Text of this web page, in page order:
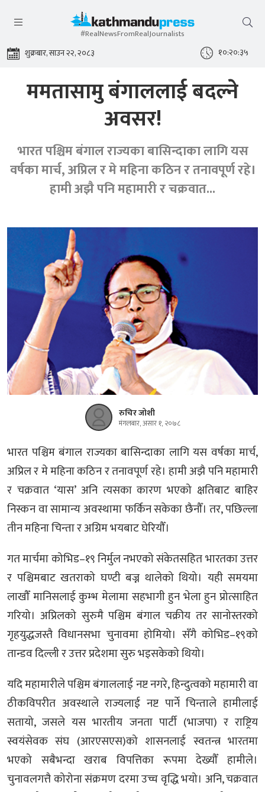
#RealNewsFromRealJournalists
शुक्रबार, साउन २२, २०८३ १०:२०:३६
ममतासामु बंगाललाई बदल्ने
अवसर!
भारत पश्चिम बंगाल राज्यका बासिन्दाका लागि यस
वर्षका मार्च, अप्रिल र मे महिना कठिन र तनावपूर्ण रहे।
हामी अझै पनि महामारी र चक्रवात...
रुचिर जोशी
मंगलबार, असार १, २०७८
भारत पश्चिम बंगाल राज्यका बासिन्दाका लागि यस वर्षका मार्च,
अप्रिल र मे महिना कठिन र तनावपूर्ण रहे। हामी अझै पनि महामारी
र चक्रवात ‘यास’ अनि त्यसका कारण भएको क्षतिबाट बाहिर
निस्कन वा सामान्य अवस्थामा फर्किन सकेका छैनौँ। तर, पछिल्ला
तीन महिना चिन्ता र अग्रिम भयबाट घेरियौँ।
गत मार्चमा कोभिड–१९ निर्मुल नभएको संकेतसहित भारतका उत्तर
र पश्चिमबाट खतराको घण्टी बज्न थालेको थियो। यही समयमा
लाखौँ मानिसलाई कुम्भ मेलामा सहभागी हुन भेला हुन प्रोत्साहित
गरियो। अप्रिलको सुरुमै पश्चिम बंगाल चक्रीय तर सानोस्तरको
गृहयुद्धजस्तै विधानसभा चुनावमा होमियो। सँगै कोभिड–१९को
तान्डव दिल्ली र उत्तर प्रदेशमा सुरु भइसकेको थियो।
यदि महामारीले पश्चिम बंगाललाई नष्ट नगरे, हिन्दुत्वको महामारी वा
ठीकविपरीत अवस्थाले राज्यलाई नष्ट पार्ने चिन्ताले हामीलाई
सतायो, जसले यस भारतीय जनता पार्टी (भाजपा) र राष्ट्रिय
स्वयंसेवक संघ (आरएसएस)को शासनलाई स्वतन्त्र भारतमा
भएको सबैभन्दा खराब विपत्तिका रूपमा देख्यौँ हामीले।
चुनावलगत्तै कोरोना संक्रमण दरमा उच्च वृद्धि भयो। अनि, चक्रवात